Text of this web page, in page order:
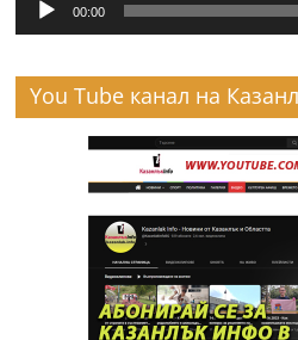
00:00
You Tube канал на